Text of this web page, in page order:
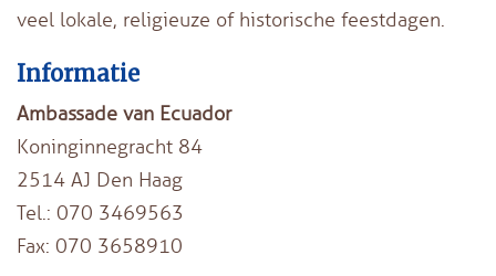
veel lokale, religieuze of historische feestdagen.
Informatie
Ambassade van Ecuador
Koninginnegracht 84
2514 AJ Den Haag
Tel.: 070 3469563
Fax: 070 3658910